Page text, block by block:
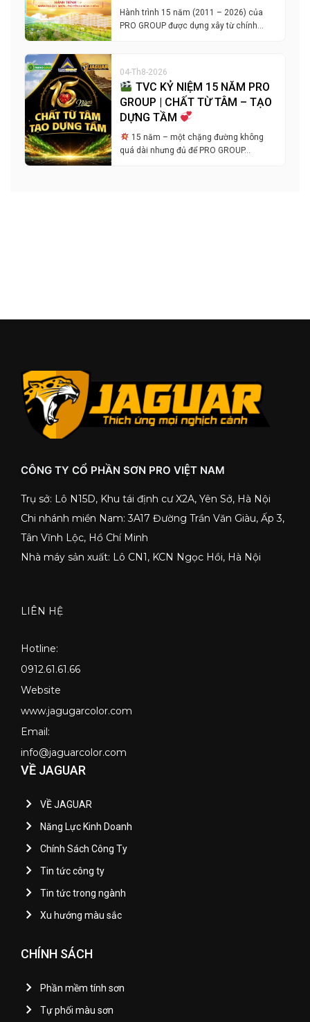
Hành trình 15 năm (2011 – 2026) của
PRO GROUP được dựng xây từ chính…
04-Th8-2026
TVC KỶ NIỆM 15 NĂM PRO
GROUP | CHẤT TỪ TÂM – TẠO
DỰNG TẦM
15 năm – một chặng đường không
quá dài nhưng đủ để PRO GROUP…
CÔNG TY CỔ PHẦN SƠN PRO VIỆT NAM
Trụ sở: Lô N15D, Khu tái định cư X2A, Yên Sở, Hà Nội
Chi nhánh miền Nam: 3A17 Đường Trần Văn Giàu, Ấp 3,
Tân Vĩnh Lộc, Hồ Chí Minh
Nhà máy sản xuất: Lô CN1, KCN Ngọc Hồi, Hà Nội
LIÊN HỆ
Hotline:
0912.61.61.66
Website
www.jagugarcolor.com
Email:
info@jaguarcolor.com
VỀ JAGUAR
VỀ JAGUAR
Năng Lực Kinh Doanh
Chính Sách Công Ty
Tin tức công ty
Tin tức trong ngành
Xu hướng màu sắc
CHÍNH SÁCH
Phần mềm tính sơn
Tự phối màu sơn